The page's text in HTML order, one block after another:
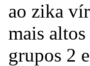
ao zika
mais
grupos 2